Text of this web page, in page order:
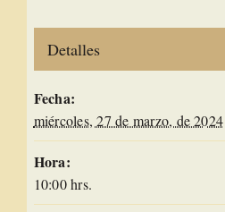
Detalles
Fecha:
miércoles, 27 de marzo, de 2024
Hora:
10:00 hrs.